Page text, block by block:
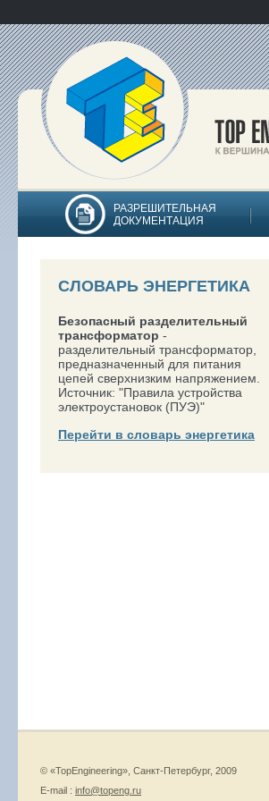
РАЗРЕШИТЕЛЬНАЯ
ДОКУМЕНТАЦИЯ
СЛОВАРЬ ЭНЕРГЕТИКА
Безопасный разделительный
трансформатор -
разделительный трансформатор,
предназначенный для питания
цепей сверхнизким напряжением.
Источник: "Правила устройства
электроустановок (ПУЭ)"
Перейти в словарь энергетика
© «TopEngineering», Санкт-Петербург, 2009
E-mail : info@topeng.ru